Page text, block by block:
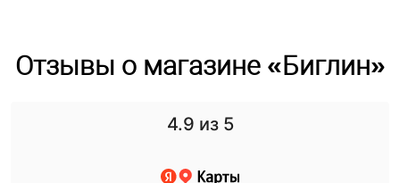
Отзывы о магазине «Биглин»
4.9 из 5